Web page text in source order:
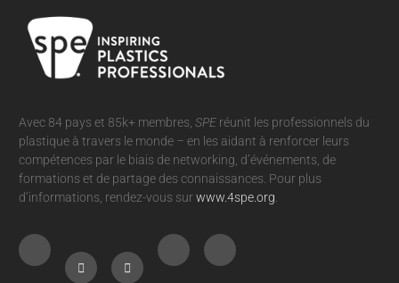
Avec 84 pays et 85k+ membres, SPEréunit les professionnels du
plastique à travers le monde – en les aidant à renforcer leurs
compétences par le biais de networking, d’événements, de
formations et de partage des connaissances. Pour plus
d’informations, rendez-vous surwww.4spe.org.